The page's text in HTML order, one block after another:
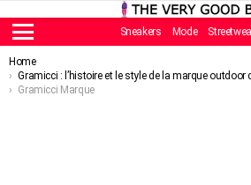
Menu
Sneakers Mode
You are here:
Home
Gramicci : l’histoire et le style de la marque outdoor
Gramicci Marque